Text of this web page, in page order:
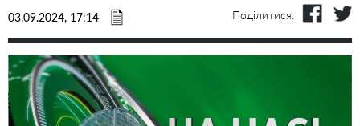
03.09.2024, 17:14 Поділитися: